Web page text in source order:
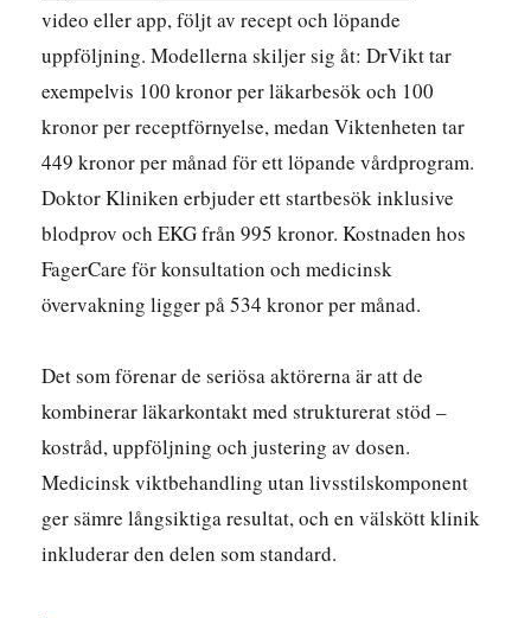
video eller app, följt av recept och löpande
uppföljning. Modellerna skiljer sig åt: DrVikt tar
exempelvis 100 kronor per läkarbesök och 100
kronor per receptförnyelse, medan Viktenheten tar
449 kronor per månad för ett löpande vårdprogram.
Doktor Kliniken erbjuder ett startbesök inklusive
blodprov och EKG från 995 kronor. Kostnaden hos
FagerCare för konsultation och medicinsk
övervakning ligger på 534 kronor per månad.
Det som förenar de seriösa aktörerna är att de
kombinerar läkarkontakt med strukturerat stöd –
kostråd, uppföljning och justering av dosen.
Medicinsk viktbehandling utan livsstilskomponent
ger sämre långsiktiga resultat, och en välskött klinik
inkluderar den delen som standard.